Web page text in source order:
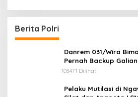
Berita Polri
Danrem 031/Wira
Pernah Backup Galian
103471 Dilihat
Pelaku Mutilasi di